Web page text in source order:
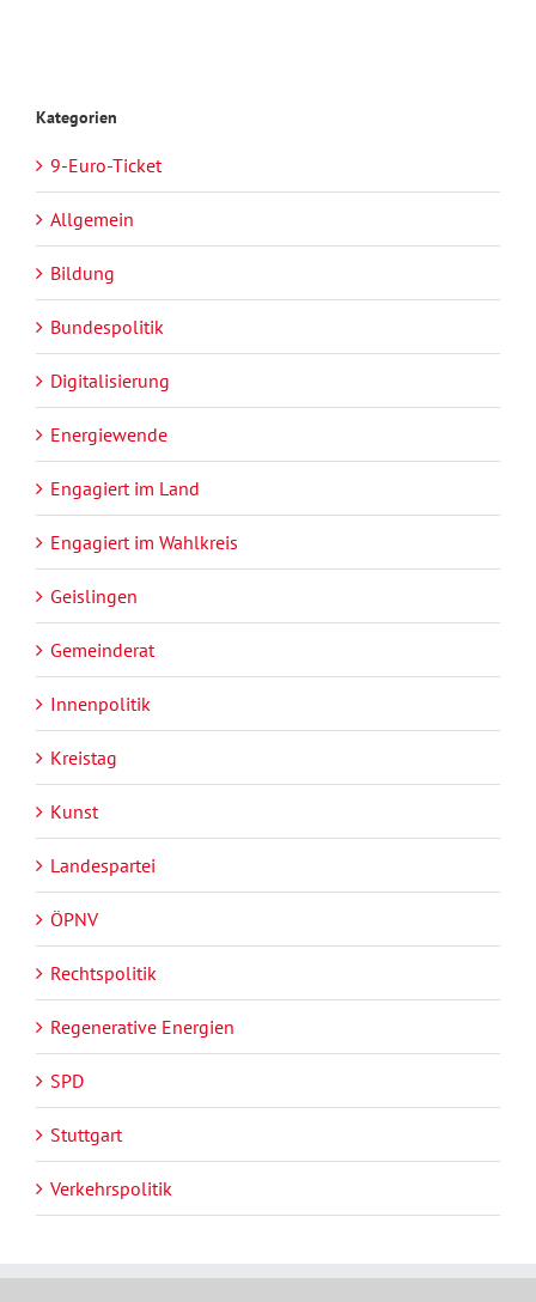
Kategorien
9-Euro-Ticket
Allgemein
Bildung
Bundespolitik
Digitalisierung
Energiewende
Engagiert im Land
Engagiert im Wahlkreis
Geislingen
Gemeinderat
Innenpolitik
Kreistag
Kunst
Landespartei
ÖPNV
Rechtspolitik
Regenerative Energien
SPD
Stuttgart
Verkehrspolitik